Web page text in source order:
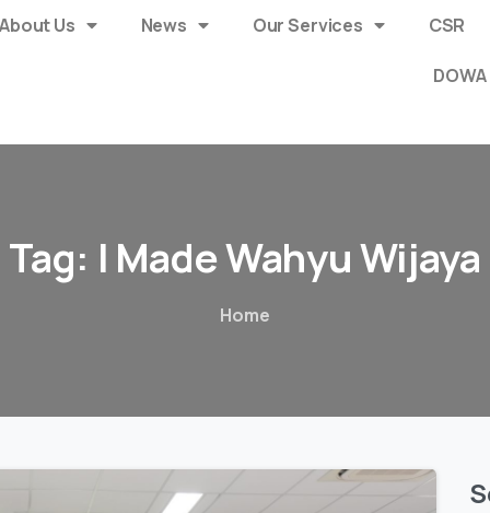
About Us News Our Services CSR
Tag: I MadeWahyuWijaya
Home